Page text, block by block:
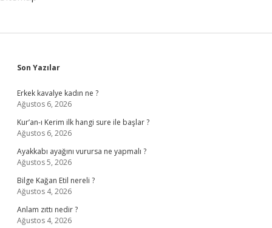
Sidebar
Son Yazılar
Erkek kavalye kadın ne ?
Ağustos 6, 2026
Kur’an-ı Kerim ilk hangi sure ile başlar ?
Ağustos 6, 2026
Ayakkabı ayağını vurursa ne yapmalı ?
Ağustos 5, 2026
Bilge Kağan Etil nereli ?
Ağustos 4, 2026
Anlam zıttı nedir ?
Ağustos 4, 2026